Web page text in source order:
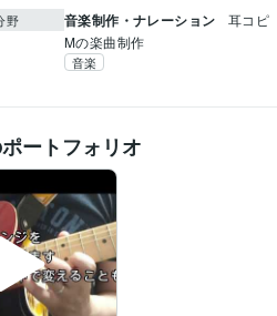
野 音楽制作・ナレーション 耳コピ
Mの楽曲制作
音楽
ートフォリオ